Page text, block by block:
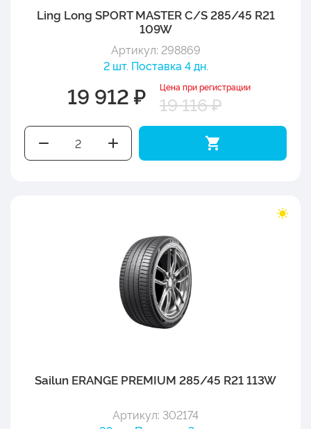
Ling Long SPORT MASTER C/S 285/45 R21
109W
Артикул: 298869
2 шт. Поставка 4 дн.
19 912 ₽ Цена при регистрации
19 116 ₽
Sailun ERANGE PREMIUM 285/45 R21 113W
Артикул: 302174